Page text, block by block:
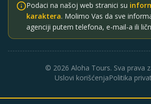
Podaci na našoj web stranici su
karaktera. Molimo Vas da sve
agenciji putem telefona, e-mail-a ili
© 2026 Aloha Tours. Sva prava
Uslovi korišćenjaPolitika